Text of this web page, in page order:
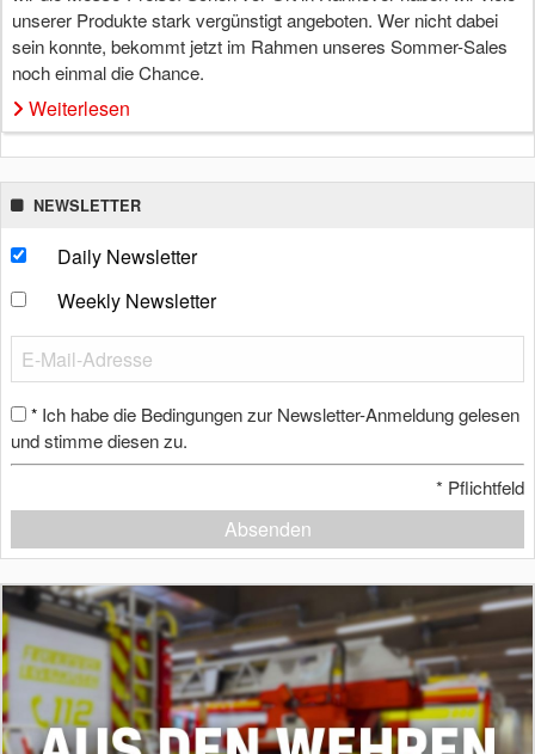
unserer Produkte stark vergünstigt angeboten. Wer nicht dabei
sein konnte, bekommt jetzt im Rahmen unseres Sommer-Sales
noch einmal die Chance.
Weiterlesen
NEWSLETTER
Daily Newsletter
Weekly Newsletter
* Ich habe die Bedingungen zur Newsletter-Anmeldung gelesen
und stimme diesen zu.
* Pflichtfeld
Absenden